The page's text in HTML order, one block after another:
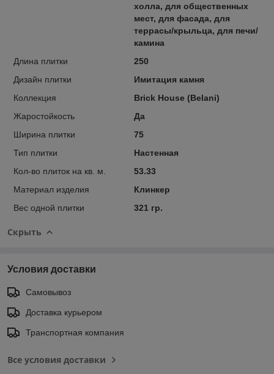
холла, для общественных
мест, для фасада, для
террасы/крыльца, для печи/
камина
Длина плитки
250
Дизайн плитки
Имитация камня
Коллекция
Brick House (Belani)
Жаростойкость
Да
Ширина плитки
75
Тип плитки
Настенная
Кол-во плиток на кв. м.
53.33
Материал изделия
Клинкер
Вес одной плитки
321 гр.
Скрыть
Условия доставки
Самовывоз
Доставка курьером
Транспортная компания
Все условия доставки